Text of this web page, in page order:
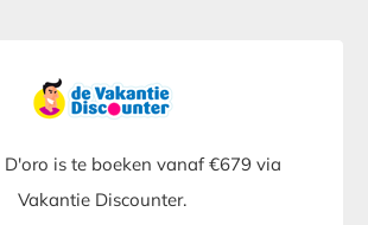
D'oro is te boeken vanaf €679 via
Vakantie Discounter.